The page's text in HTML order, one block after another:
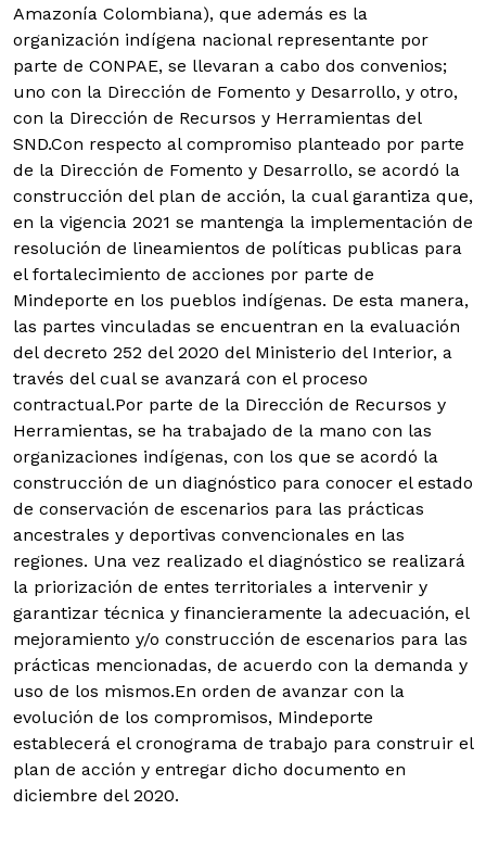
Amazonía Colombiana), que además es la
organización indígena nacional representante por
parte de CONPAE, se llevaran a cabo dos convenios;
uno con la Dirección de Fomento y Desarrollo, y otro,
con la Dirección de Recursos y Herramientas del
SND.Con respecto al compromiso planteado por parte
de la Dirección de Fomento y Desarrollo, se acordó la
construcción del plan de acción, la cual garantiza que,
en la vigencia 2021 se mantenga la implementación de
resolución de lineamientos de políticas publicas para
el fortalecimiento de acciones por parte de
Mindeporte en los pueblos indígenas. De esta manera,
las partes vinculadas se encuentran en la evaluación
del decreto 252 del 2020 del Ministerio del Interior, a
través del cual se avanzará con el proceso
contractual.Por parte de la Dirección de Recursos y
Herramientas, se ha trabajado de la mano con las
organizaciones indígenas, con los que se acordó la
construcción de un diagnóstico para conocer el estado
de conservación de escenarios para las prácticas
ancestrales y deportivas convencionales en las
regiones. Una vez realizado el diagnóstico se realizará
la priorización de entes territoriales a intervenir y
garantizar técnica y financieramente la adecuación, el
mejoramiento y/o construcción de escenarios para las
prácticas mencionadas, de acuerdo con la demanda y
uso de los mismos.En orden de avanzar con la
evolución de los compromisos, Mindeporte
establecerá el cronograma de trabajo para construir el
plan de acción y entregar dicho documento en
diciembre del 2020.